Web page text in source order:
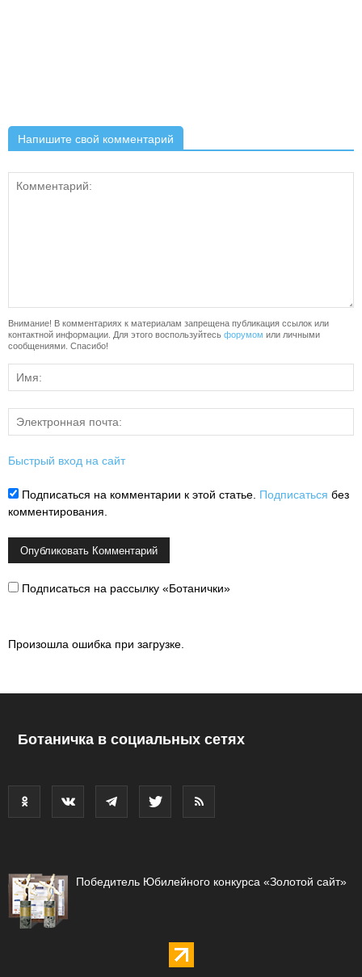
Напишите свой комментарий
Внимание! В комментариях к материалам запрещена публикация ссылок или
контактной информации. Для этого воспользуйтесь форумом или личными
сообщениями. Спасибо!
Быстрый вход на сайт
Подписаться на комментарии к этой статье. Подписаться без
комментирования.
Подписаться на рассылку «Ботанички»
Произошла ошибка при загрузке.
Ботаничка в социальных сетях
Победитель Юбилейного конкурса «Золотой сайт»